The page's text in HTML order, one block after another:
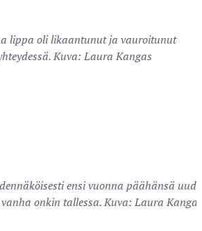
lippa oli likaantunut ja vauroitunut
Kuva: Laura Kangas
ensi vuonna päähänsä
onkin tallessa. Kuva: Laura Kangas